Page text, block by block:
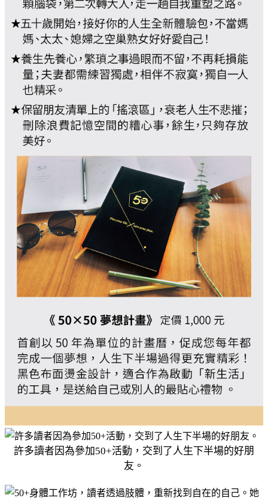
許多讀者因為參加50+活動，交到了人生下半場的好朋
友。